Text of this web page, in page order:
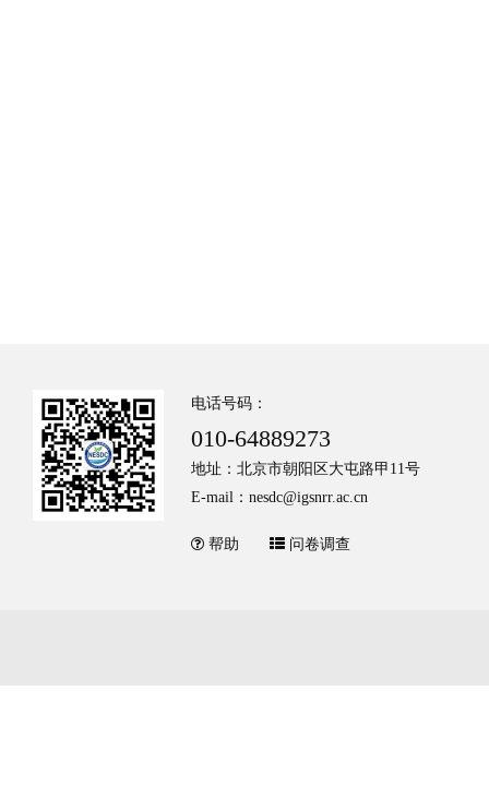
电话号码：
010-64889273
地址：北京市朝阳区大屯路甲11号
E-mail：nesdc@igsnrr.ac.cn
帮助 问卷调查